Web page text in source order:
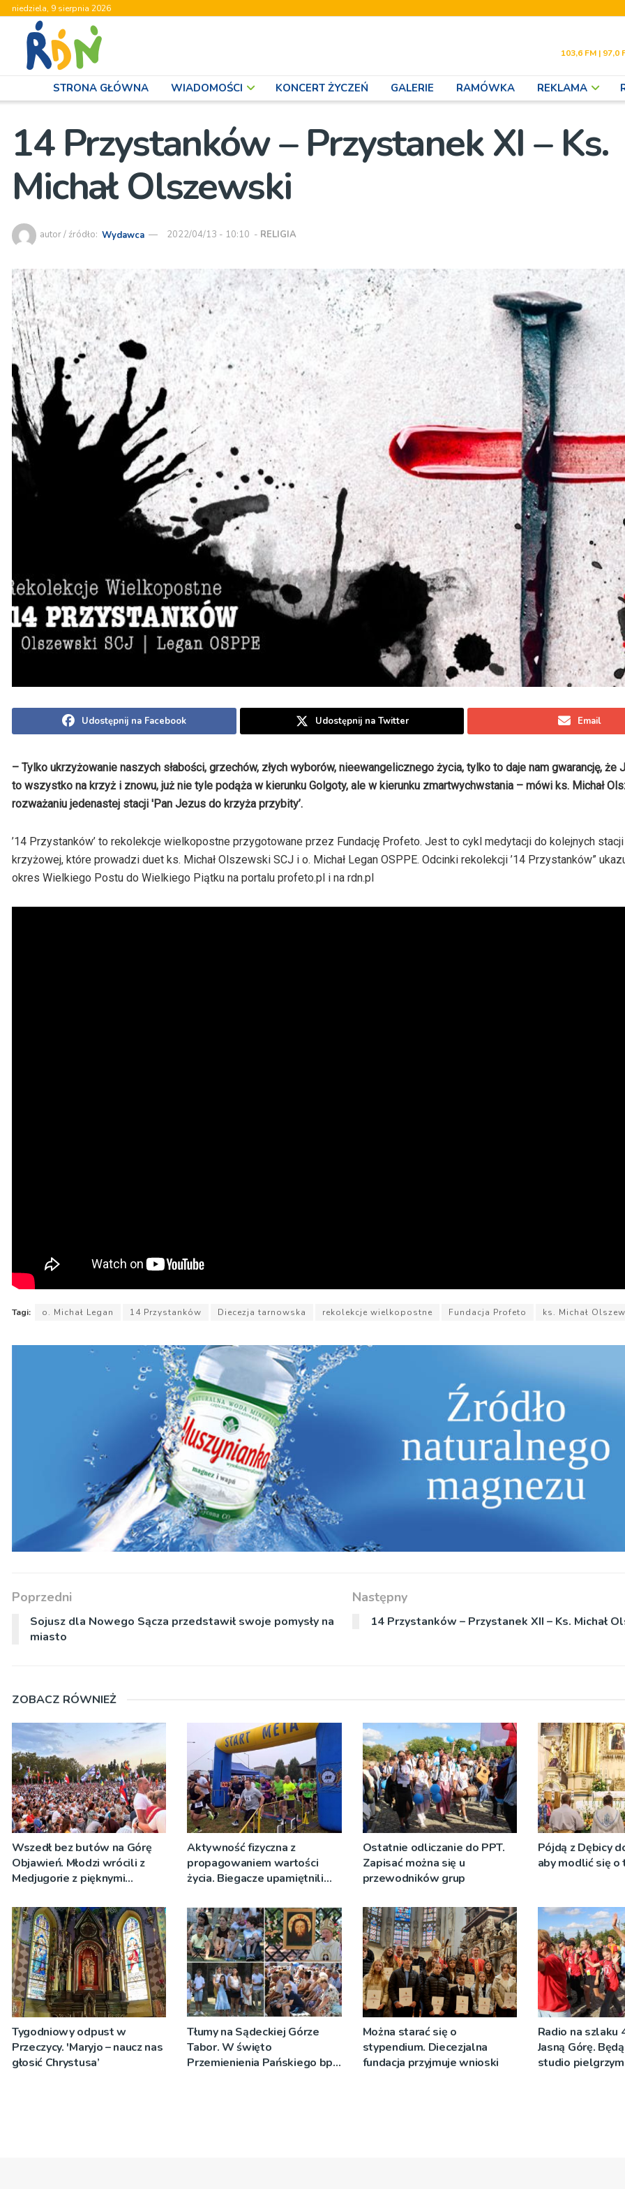
niedziela, 9 sierpnia 2026
103,6 FM | 97,0
STRONA GŁÓWNA WIADOMOŚCI KONCERT ŻYCZEŃ GALERIE RAMÓWKA REKLAMA
14 Przystanków – Przystanek XI – Ks.
Michał Olszewski
autor / źródło: Wydawca 2022/04/13 - 10:10 - RELIGIA
Udostępnij na Facebook Udostępnij na Twitter Email
– Tylko ukrzyżowanie naszych słabości, grzechów, złych wyborów, nieewangelicznego życia, tylko to daje nam gwarancję, że
to wszystko na krzyż i znowu, już nie tyle podąża w kierunku Golgoty, ale w kierunku zmartwychwstania – mówi ks. Michał
rozważaniu jedenastej stacji 'Pan Jezus do krzyża przybity’.
’14 Przystanków’ to rekolekcje wielkopostne przygotowane przez Fundację Profeto. Jest to cykl medytacji do kolejnych
krzyżowej, które prowadzi duet ks. Michał Olszewski SCJ i o. Michał Legan OSPPE. Odcinki rekolekcji ’14 Przystanków”
okres Wielkiego Postu do Wielkiego Piątku na portalu profeto.pl i na rdn.pl
Tagi: o. Michał Legan 14 Przystanków Diecezja tarnowska rekolekcje wielkopostne Fundacja Profeto ks. Michał
Poprzedni
Sojusz dla Nowego Sącza przedstawił swoje pomysły na
miasto
Następny
14 Przystanków – Przystanek XII – Ks. Michał
ZOBACZ RÓWNIEŻ
Wszedł bez butów na Górę
Objawień. Młodzi wrócili z
Medjugorie z pięknymi
Aktywność fizyczna z
propagowaniem wartości
życia. Biegacze upamiętnili
Ostatnie odliczanie do PPT.
Zapisać można się u
przewodników grup
Pójdą z Dębicy
aby modlić się o
Tygodniowy odpust w
Przeczycy. 'Maryjo – naucz nas
głosić Chrystusa’
Tłumy na Sądeckiej Górze
Tabor. W święto
Przemienienia Pańskiego bp
Można starać się o
stypendium. Diecezjalna
fundacja przyjmuje wnioski
Radio na szlaku
Jasną Górę.
studio